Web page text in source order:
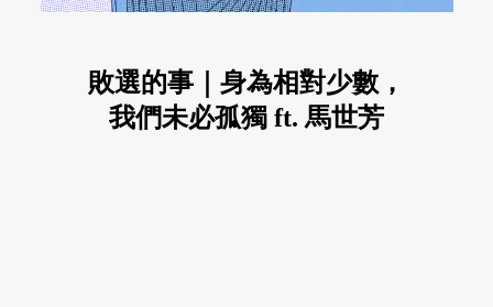
敗選的事｜身為相對少數，
我們未必孤獨 ft. 馬世芳